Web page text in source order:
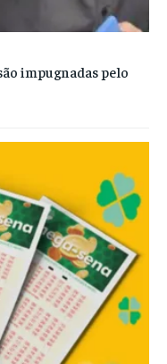
impugnadas pelo